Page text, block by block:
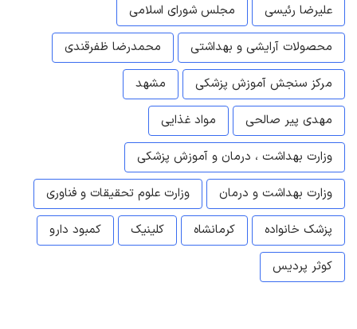
علیرضا رئیسی
مجلس شورای اسلامی
محصولات آرایشی و بهداشتی
محمدرضا ظفرقندی
مرکز سنجش آموزش پزشکی
مشهد
مهدی پیر صالحی
مواد غذایی
وزارت بهداشت ، درمان و آموزش پزشکی
وزارت بهداشت و درمان
وزارت علوم تحقیقات و فناوری
پزشک خانواده
کرمانشاه کلینیک
کمبود دارو
کوثر پردیس